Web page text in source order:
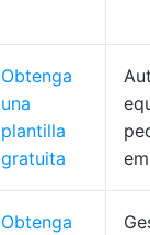
Obtenga
una
plantilla
gratuita
Obtenga